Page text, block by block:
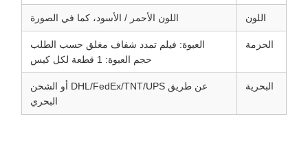
اللون اللون الأحمر / الأسود، كما في الصورة
الحزمة
العبوة: فيلم تمدد شفاف مغلق حسب الطلب
حجم العبوة: 1 قطعة لكل كيس
البحرية
عن طريق DHL/FedEx/TNT/UPS أو الشحن
البحري